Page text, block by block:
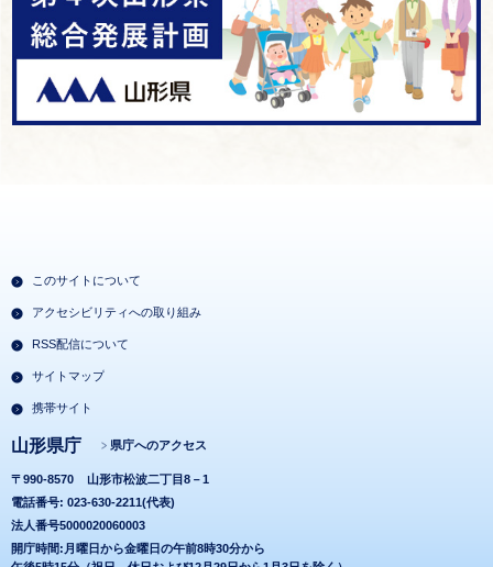
このサイトについて
アクセシビリティへの取り組み
RSS配信について
サイトマップ
携帯サイト
山形県庁 県庁へのアクセス
〒990-8570
山形市松波二丁目8－1
電話番号: 023-630-2211(代表)
法人番号5000020060003
開庁時間:月曜日から金曜日の午前8時30分から